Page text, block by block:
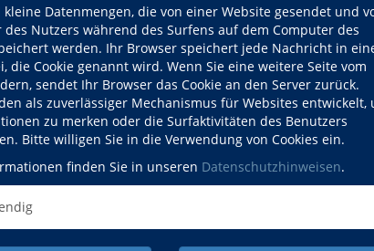
kleine Datenmengen, die von einer Website gesendet und
des Nutzers während des Surfens auf dem Computer des
werden. Ihr Browser speichert jede Nachricht in
die Cookie genannt wird. Wenn Sie eine weitere Seite vom
sendet Ihr Browser das Cookie an den Server zurück.
als zuverlässiger Mechanismus für Websites entwickelt,
zu merken oder die Surfaktivitäten des Benutzers
Bitte willigen Sie in die Verwendung von Cookies ein.
finden Sie in unseren Datenschutzhinweisen.
Mi.,
09:30 Uhr